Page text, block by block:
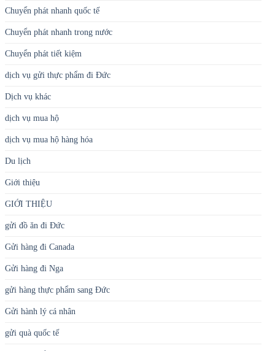
Chuyển phát nhanh quốc tế
Chuyển phát nhanh trong nước
Chuyển phát tiết kiệm
dịch vụ gửi thực phẩm đi Đức
Dịch vụ khác
dịch vụ mua hộ
dịch vụ mua hộ hàng hóa
Du lịch
Giới thiệu
GIỚI THIỆU
gửi đồ ăn đi Đức
Gửi hàng đi Canada
Gửi hàng đi Nga
gửi hàng thực phẩm sang Đức
Gửi hành lý cá nhân
gửi quà quốc tế